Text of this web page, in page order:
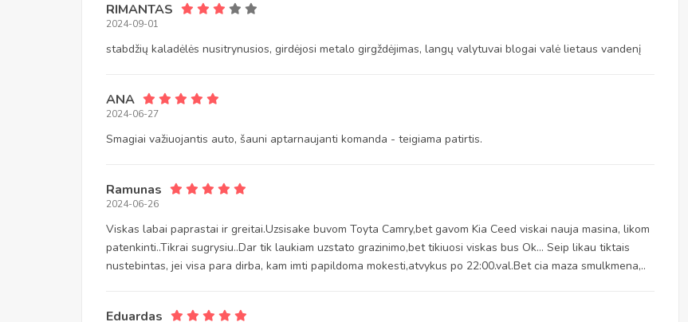
RIMANTAS
2024-09-01
stabdžių kaladėlės nusitrynusios, girdėjosi metalo girgždėjimas, langų valytuvai blogai valė lietaus vandenį
ANA
2024-06-27
Smagiai važiuojantis auto, šauni aptarnaujanti komanda - teigiama patirtis.
Ramunas
2024-06-26
Viskas labai paprastai ir greitai.Uzsisake buvom Toyta Camry,bet gavom Kia Ceed viskai nauja masina, likom
patenkinti..Tikrai sugrysiu..Dar tik laukiam uzstato grazinimo,bet tikiuosi viskas bus Ok... Seip likau tiktais
nustebintas, jei visa para dirba, kam imti papildoma mokesti,atvykus po 22:00.val.Bet cia maza smulkmena,..
Eduardas